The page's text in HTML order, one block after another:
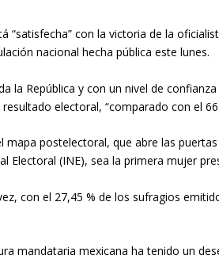
con la victoria de la
nacional hecha pública este lunes.
la República y con un nivel de
electoral, “comparado con el 66
postelectoral, que abre las
Electoral (INE), sea la primera mujer
con el 27,45 % de los sufragios
mandataria mexicana ha tenido un